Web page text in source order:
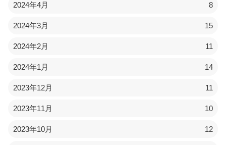
2024年4月 8
2024年3月 15
2024年2月 11
2024年1月 14
2023年12月 11
2023年11月 10
2023年10月 12